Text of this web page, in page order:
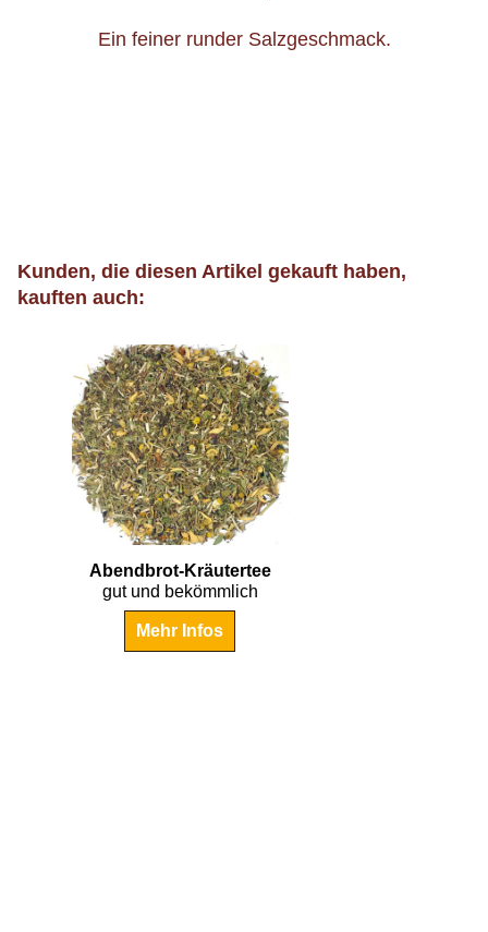
Ein feiner runder Salzgeschmack.
Kunden, die diesen Artikel gekauft haben,
kauften auch:
€4.45
Abendbrot-Kräutertee
gut und bekömmlich